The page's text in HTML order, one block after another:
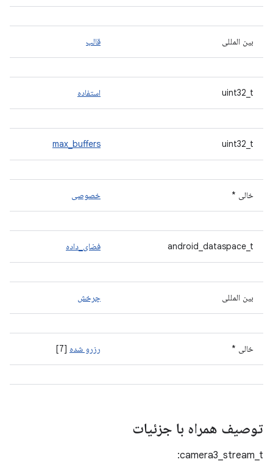
بین المللی قالب
uint32_t استفاده
uint32_t
max_buffers
خالی * خصوصی
android_dataspace_t فضای_داده
بین المللی چرخش
خالی * رزرو شده [7]
توصیف همراه با جزئیات
camera3_stream_t: